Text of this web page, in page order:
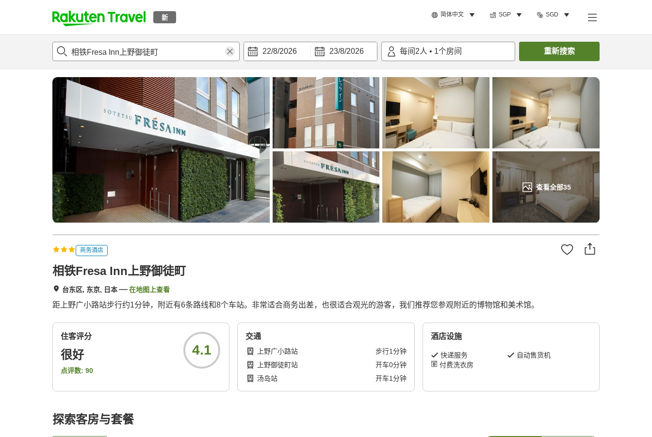
新 简体中文 SGP SGD
t
p
a
22/8/2026 23/8/2026 每间 2人 • 1个房间 重新搜索
查看全部35
概况 客房及住宿套餐 评论 亮点设施 搜索客房
商务酒店
相铁Fresa Inn上野御徒町
台东区, 东京, 日本 在地图上查看
距上野广小路站步行约1分钟，附近有6条路线和8个车站。非常适合商务出差，也很适合观光的游客，我们推荐您参观附近的博物馆和美术馆。
住客评分
很好
点评数: 90
4.1
交通
上野广小路站 步行1分钟
上野御徒町站
开车0分钟
汤岛站
开车1分钟
酒店设施
快递服务
自动售货机
付费洗衣房
探索客房与套餐